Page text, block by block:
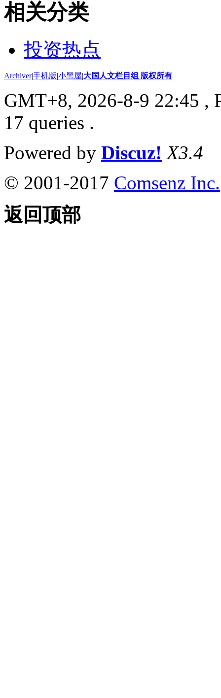
相关分类
投资热点
Archiver|手机版|小黑屋|大国人文栏目组 版权所有
GMT+8, 2026-8-9 22:45 ,
17 queries .
Powered by Discuz! X3.4
© 2001-2017 Comsenz Inc.
返回顶部